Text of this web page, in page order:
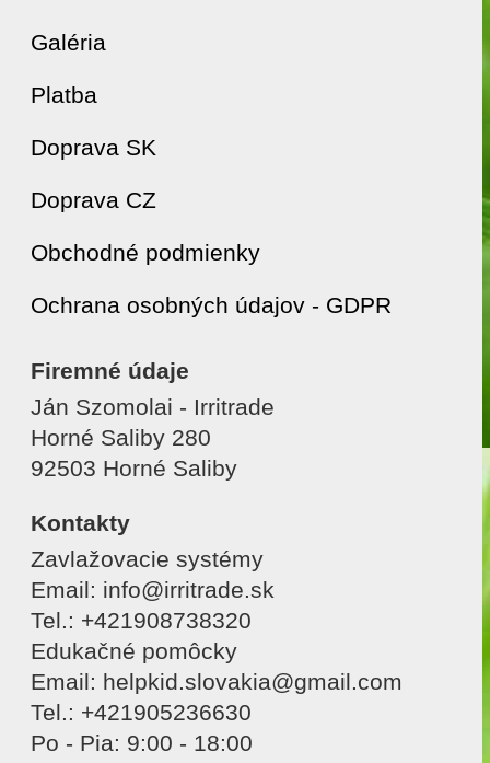
Galéria
Platba
Doprava SK
Doprava CZ
Obchodné podmienky
Ochrana osobných údajov - GDPR
Firemné údaje
Ján Szomolai - Irritrade
Horné Saliby 280
92503 Horné Saliby
Kontakty
Zavlažovacie systémy
Email: info@irritrade.sk
Tel.: +421908738320
Edukačné pomôcky
Email: helpkid.slovakia@gmail.com
Tel.: +421905236630
Po - Pia: 9:00 - 18:00